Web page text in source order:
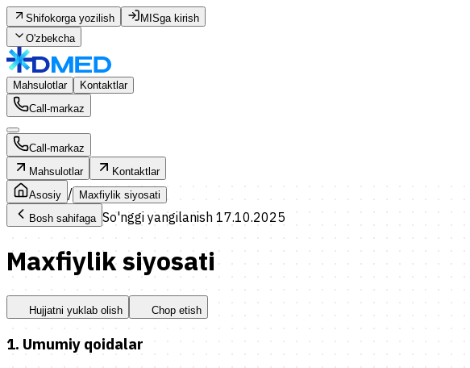
Shifokorga yozilish
MISga kirish
О'zbekcha
Mahsulotlar
Kontaktlar
Call-markaz
Call-markaz
Mahsulotlar
Kontaktlar
Asosiy /
Maxfiylik siyosati
Bosh sahifaga So'nggi yangilanish 17.10.2025
Maxfiylik siyosati
Hujjatni yuklab olish Chop etish
1. Umumiy qoidalar